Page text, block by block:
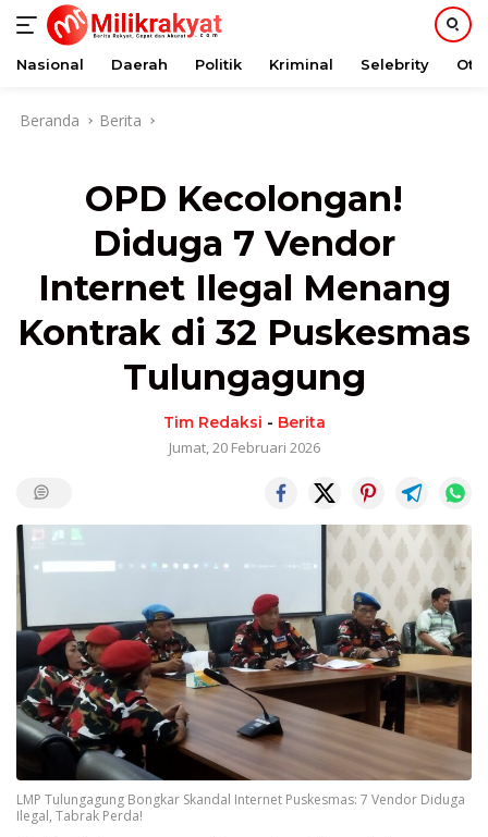
Nasional Daerah Politik Kriminal Selebrity
Beranda Berita
OPD Kecolongan!
Diduga 7 Vendor
Internet Ilegal Menang
Kontrak di 32 Puskesmas
Tulungagung
Tim Redaksi - Berita
Jumat, 20 Februari 2026
LMP Tulungagung Bongkar Skandal Internet Puskesmas: 7 Vendor Diduga
Ilegal, Tabrak Perda!